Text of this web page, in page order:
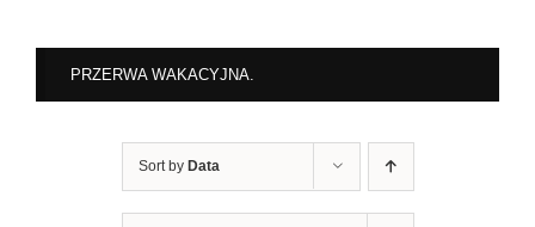
PRZERWA WAKACYJNA.
Sort by Data